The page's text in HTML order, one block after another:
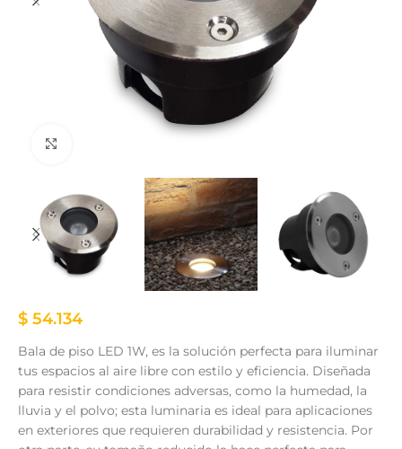
$ 54.134
Bala de piso LED 1W, es la solución perfecta para iluminar
tus espacios al aire libre con estilo y eficiencia. Diseñada
para resistir condiciones adversas, como la humedad, la
lluvia y el polvo; esta luminaria es ideal para aplicaciones
en exteriores que requieren durabilidad y resistencia. Por